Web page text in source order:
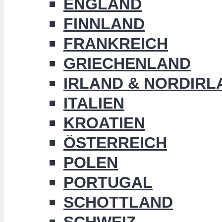
ENGLAND
FINNLAND
FRANKREICH
GRIECHENLAND
IRLAND &
ITALIEN
KROATIEN
ÖSTERREICH
POLEN
PORTUGAL
SCHOTTLAND